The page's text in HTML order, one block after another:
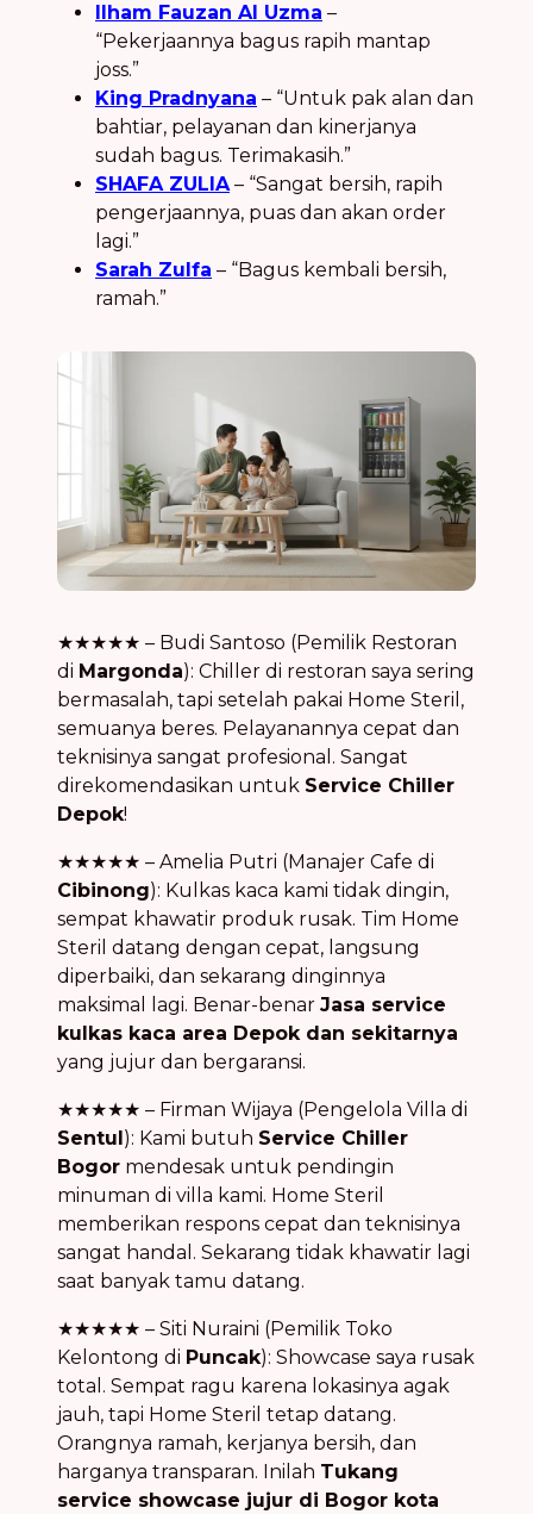
Ilham Fauzan Al Uzma –
“Pekerjaannya bagus rapih mantap
joss.”
King Pradnyana – “Untuk pak alan dan
bahtiar, pelayanan dan kinerjanya
sudah bagus. Terimakasih.”
SHAFA ZULIA– “Sangat bersih, rapih
pengerjaannya, puas dan akan order
lagi.”
Sarah Zulfa – “Bagus kembali bersih,
ramah.”
★★★★★ – Budi Santoso (Pemilik Restoran
di Margonda): Chiller di restoran saya sering
bermasalah, tapi setelah pakai Home Steril,
semuanya beres. Pelayanannya cepat dan
teknisinya sangat profesional. Sangat
direkomendasikan untuk Service Chiller
Depok!
★★★★★ – Amelia Putri (Manajer Cafe di
Cibinong): Kulkas kaca kami tidak dingin,
sempat khawatir produk rusak. Tim Home
Steril datang dengan cepat, langsung
diperbaiki, dan sekarang dinginnya
maksimal lagi. Benar-benar Jasa service
kulkas kaca area Depok dan sekitarnya
yang jujur dan bergaransi.
★★★★★ – Firman Wijaya (Pengelola Villa di
Sentul): Kami butuh Service Chiller
Bogor mendesak untuk pendingin
minuman di villa kami. Home Steril
memberikan respons cepat dan teknisinya
sangat handal. Sekarang tidak khawatir lagi
saat banyak tamu datang.
★★★★★ – Siti Nuraini (Pemilik Toko
Kelontong di Puncak): Showcase saya rusak
total. Sempat ragu karena lokasinya agak
jauh, tapi Home Steril tetap datang.
Orangnya ramah, kerjanya bersih, dan
harganya transparan. Inilah Tukang
service showcase jujur di Bogor kota